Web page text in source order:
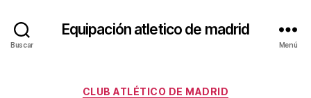
Buscar
Equipación atletico de madrid
Menú
Categorías
CLUB ATLÉTICO DE MADRID